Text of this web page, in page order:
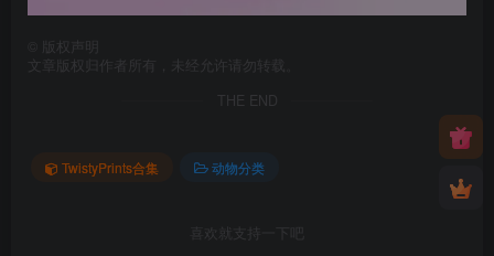
版权声明
文章版权归作者所有，未经允许请勿转载。
THE END
TwistyPrints合集 动物分类
喜欢就支持一下吧